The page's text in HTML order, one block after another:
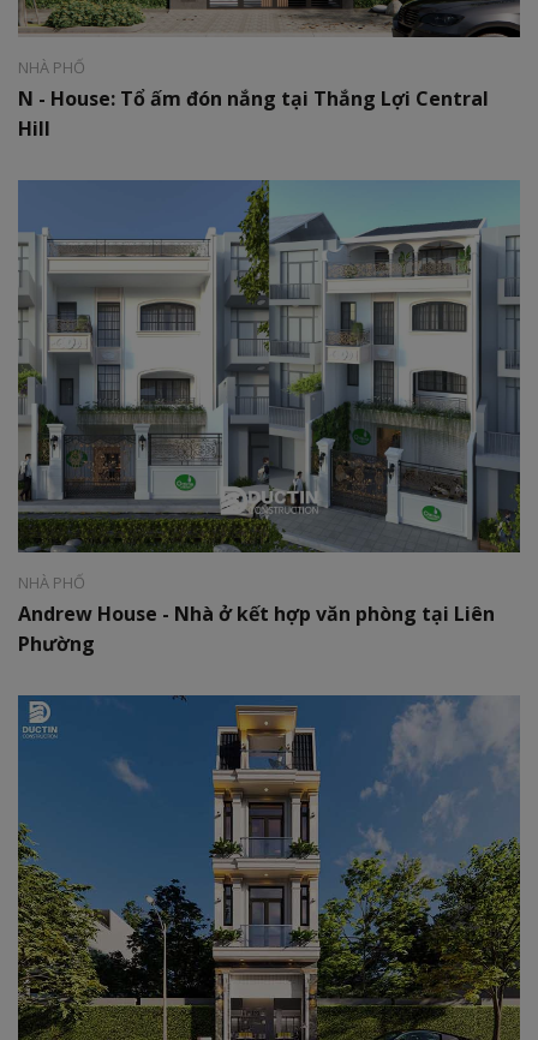
NHÀ PHỐ
N - House: Tổ ấm đón nắng tại Thắng Lợi Central
Hill
Phong cách:Hiện đại
Diện tích:825 m2
NHÀ PHỐ
Andrew House - Nhà ở kết hợp văn phòng tại Liên
Phường
Phong cách:Hiện đại
Diện tích:825 m2